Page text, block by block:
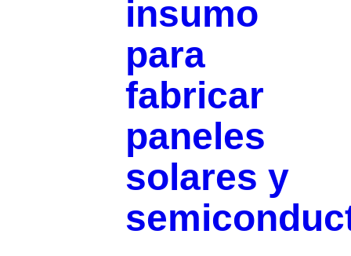
insumo
para
fabricar
paneles
solares y